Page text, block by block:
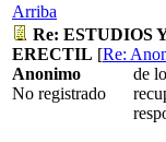
Arriba
Re: ESTUDIOS
ERECTIL [Re:
Anonimo
No registrado
de